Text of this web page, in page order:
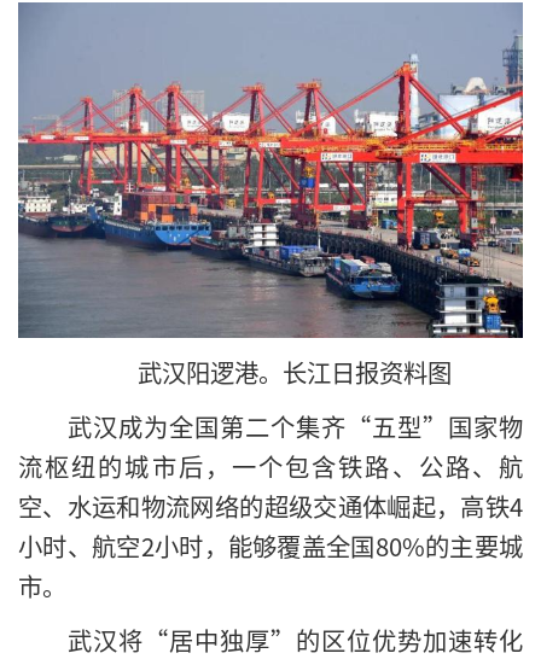
武汉阳逻港。长江日报资料图
武汉成为全国第二个集齐“五型”国家物
流枢纽的城市后，一个包含铁路、公路、航
空、水运和物流网络的超级交通体崛起，高铁4
小时、航空2小时，能够覆盖全国80%的主要城
市。
武汉将“居中独厚”的区位优势加速转化